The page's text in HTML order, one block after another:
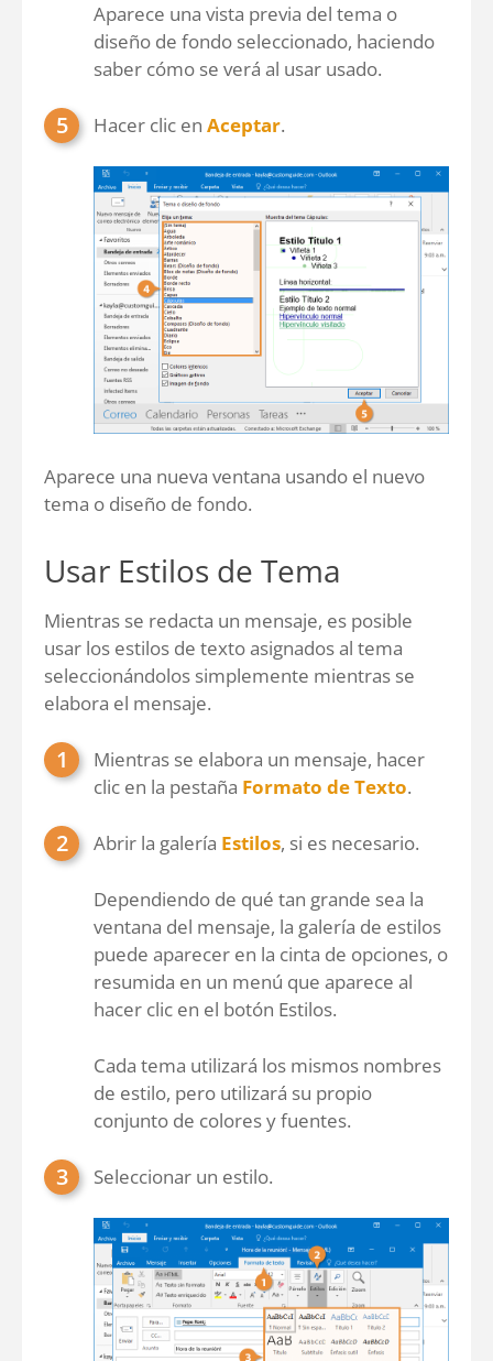
Aparece una vista previa del tema o
diseño de fondo seleccionado, haciendo
saber cómo se verá al usar usado.
Hacer clic en Aceptar.
Aparece una nueva ventana usando el nuevo
tema o diseño de fondo.
Usar Estilos de Tema
Mientras se redacta un mensaje, es posible
usar los estilos de texto asignados al tema
seleccionándolos simplemente mientras se
elabora el mensaje.
Mientras se elabora un mensaje, hacer
clic en la pestaña Formato de Texto.
Abrir la galería Estilos, si es necesario.
Dependiendo de qué tan grande sea la
ventana del mensaje, la galería de estilos
puede aparecer en la cinta de opciones, o
resumida en un menú que aparece al
hacer clic en el botón Estilos.
Cada tema utilizará los mismos nombres
de estilo, pero utilizará su propio
conjunto de colores y fuentes.
Seleccionar un estilo.